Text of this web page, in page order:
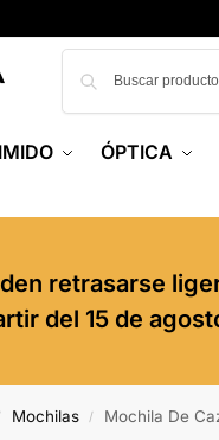
ÓPTICA
retrasarse
del 15 de
Mochilas / Mochila De